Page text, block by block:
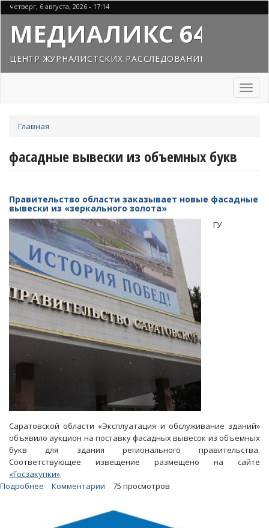
Перейти
к
основному
содержанию
четверг, 6 августа, 2026 - 17:14
МЕДИАЛИКС 64
ЦЕНТР ЖУРНАЛИСТСКИХ РАССЛЕДОВАНИЙ
Toggle
здесь
Главная
фасадные вывески из объемных букв
Правительство области заказывает новые фасадные
вывески из «зеркального золота»
ГУ
Саратовской области «Эксплуатация и обслуживание зданий»
объявило аукцион на поставку фасадных вывесок из объемных
букв для здания регионального правительства.
Соответствующее извещение размещено на сайте
«Госзакупки».
Подробнее
заказывает
Комментарии 75 просмотров